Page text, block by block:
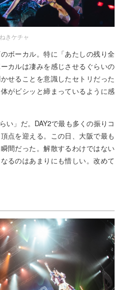
きケチャ
ボーカル。特に「あたしの残り全
カルは凄みを感じさせるぐらいの
せることを意識したセトリだった
がビシッと締まっているように感
い」だ。DAY2で最も多くの振りコ
点を迎える。この日、大阪で最も
間だった。解散するわけではない
るのはあまりにも惜しい。改めて